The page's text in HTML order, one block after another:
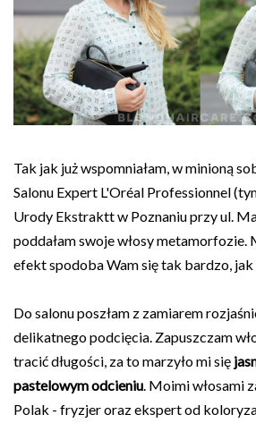
Tak jak już wspomniałam, w minioną
Salonu Expert L'Oréal Professionnel
Urody Ekstraktt w Poznaniu przy ul.
poddałam swoje włosy metamorfozie.
efekt spodoba Wam się tak bardzo, jak
Do salonu poszłam z zamiarem
delikatnego podcięcia. Zapuszczam
tracić długości, za to marzyło mi się
pastelowym odcieniu . Moimi włosami
Polak - fryzjer oraz ekspert od